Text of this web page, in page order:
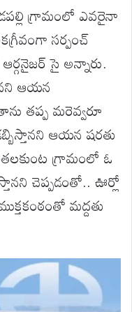
గ్రామంలో ఎవరైనా
సర్పంచ్‌
సై అన్నారు.
ఆయన
తప్ప మరెవ్వరూ
ఆయన షరతు
గ్రామంలో ఓ
చెప్పడంతో.. ఊర్లో
మద్దతు